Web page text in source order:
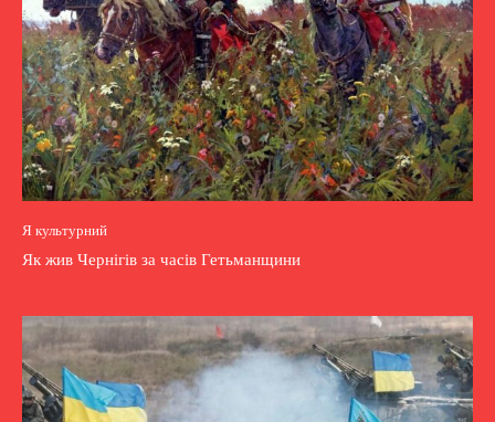
Я культурний
Як жив Чернігів за часів Гетьманщини